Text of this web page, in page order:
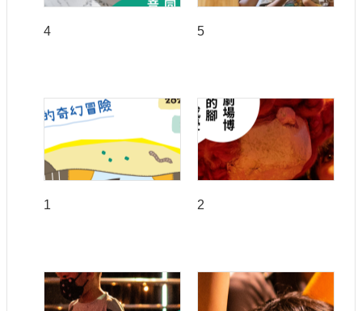
4 5
1 2